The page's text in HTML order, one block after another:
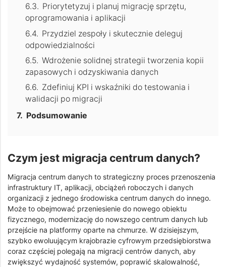
Priorytetyzuj i planuj migrację sprzętu,
oprogramowania i aplikacji
Przydziel zespoły i skutecznie deleguj
odpowiedzialności
Wdrożenie solidnej strategii tworzenia kopii
zapasowych i odzyskiwania danych
Zdefiniuj KPI i wskaźniki do testowania i
walidacji po migracji
Podsumowanie
Czym jest migracja centrum danych?
Migracja centrum danych to strategiczny proces przenoszenia
infrastruktury IT, aplikacji, obciążeń roboczych i danych
organizacji z jednego środowiska centrum danych do innego.
Może to obejmować przeniesienie do nowego obiektu
fizycznego, modernizację do nowszego centrum danych lub
przejście na platformy oparte na chmurze. W dzisiejszym,
szybko ewoluującym krajobrazie cyfrowym przedsiębiorstwa
coraz częściej polegają na migracji centrów danych, aby
zwiększyć wydajność systemów, poprawić skalowalność,